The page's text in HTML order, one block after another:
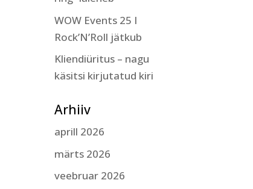
WOW Events 25 I
Rock’N’Roll jätkub
Kliendiüritus – nagu
käsitsi kirjutatud kiri
Arhiiv
aprill 2026
märts 2026
veebruar 2026